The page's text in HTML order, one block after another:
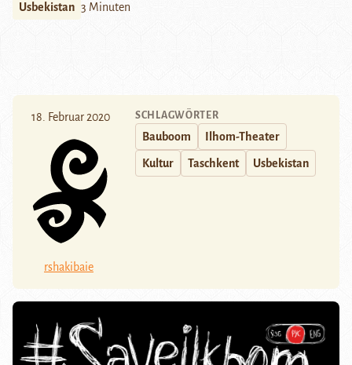
Usbekistan 3 Minuten
18. Februar 2020
rshakibaie
SCHLAGWÖRTER
Bauboom Ilhom-Theater
Kultur Taschkent Usbekistan